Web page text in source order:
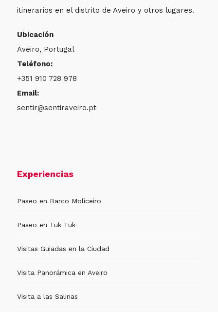
itinerarios en el distrito de Aveiro y otros lugares.
Ubicación
Aveiro, Portugal
Teléfono:
+351 910 728 978
Email:
sentir@sentiraveiro.pt
Experiencias
Paseo en Barco Moliceiro
Paseo en Tuk Tuk
Visitas Guiadas en la Ciudad
Visita Panorámica en Aveiro
Visita a las Salinas